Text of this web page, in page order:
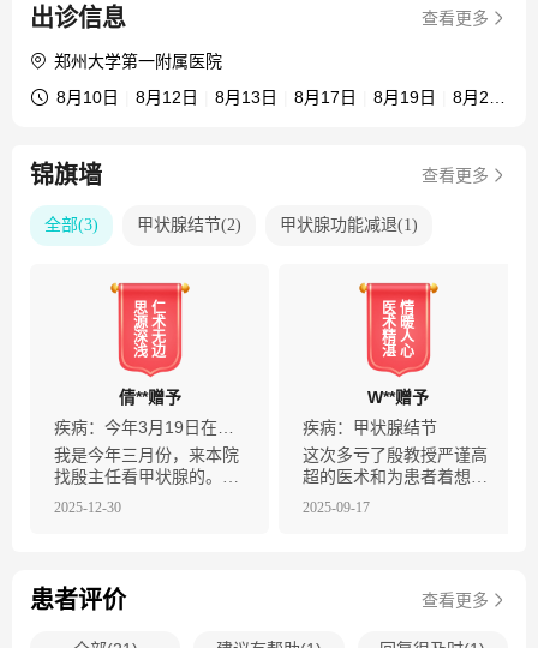
出诊信息 查看更多
郑州大学第一附属医院
8月10日
8月12日 8月13日 8月17日 8月19日 8月20日
锦旗墙 查看更多
全部(3) 甲状腺结节(2) 甲状腺功能减退(1)
思
源
深
浅
仁
术
无
边
倩**赠予
疾病： 今年3月19日在该院做消融手术。本次做复查。
我是今年三月份，来本院
找殷主任看甲状腺的。当
时我甲状腺已是4a级，从
了号。经过殷主任的专业
介绍，耐心讲解，我接受
2025-12-30
医
术
精
湛
情
暖
人
心
W**赠予
疾病： 甲状腺结节
这次多亏了殷教授严谨高
超的医术和为患者着想的
仁爱之心，想着我这样的
议，让做的检查一定照
2025-09-17
患者评价 查看更多